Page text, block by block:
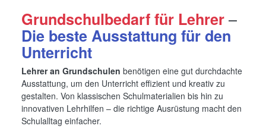
Grundschulbedarf für Lehrer–
Die beste Ausstattung für den
Unterricht
Lehrer an Grundschulen benötigen eine gut durchdachte
Ausstattung, um den Unterricht effizient und kreativ zu
gestalten. Von klassischen Schulmaterialien bis hin zu
innovativen Lehrhilfen – die richtige Ausrüstung macht den
Schulalltag einfacher.